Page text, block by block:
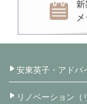
安東英子・アドバ
リノベーション（